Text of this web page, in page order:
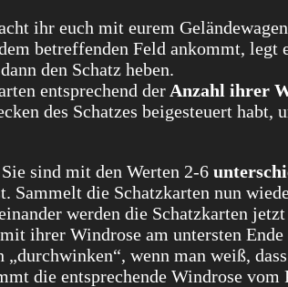
ihr euch mit eurem
betreffenden Feld ankommt, legt
den Schatz heben.
entsprechend der Anzahl ihrer
des Schatzes beigesteuert habt,
sind mit den Werten 2-6
Sammelt die Schatzkarten nun
werden die Schatzkarten
ihrer Windrose am untersten
„durchwinken“, wenn man weiß,
die entsprechende Windrose vom